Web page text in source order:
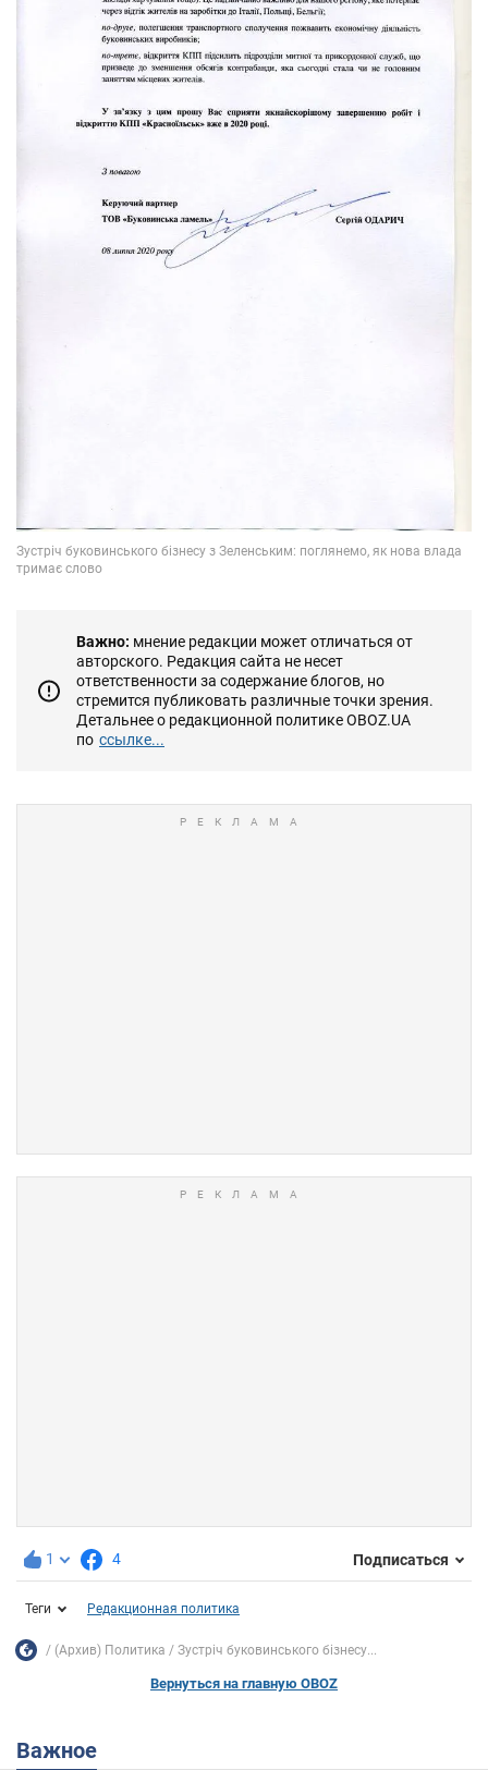
Важно: мнение редакции может отличаться от
авторского. Редакция сайта не несет
ответственности за содержание блогов, но
стремится публиковать различные точки зрения.
Детальнее о редакционной политике OBOZ.UA
по ссылке...
1 4 Подписаться
Теги Редакционная политика
(Архив) Политика Зустріч буковинського бізнесу...
Вернуться на главную OBOZ
Важное